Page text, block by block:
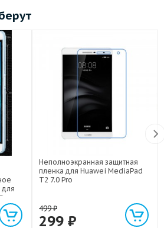
для
Неполноэкранная защитная
пленка для Huawei MediaPad
T2 7.0 Pro
499₽
299 ₽